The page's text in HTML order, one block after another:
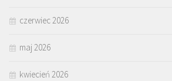
czerwiec 2026
maj 2026
kwiecień 2026